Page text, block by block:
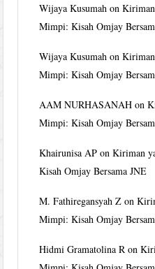
Wijaya Kusumah on
Mimpi: Kisah Omjay
Wijaya Kusumah on
Mimpi: Kisah Omjay
AAM NURHASANAH on
Mimpi: Kisah Omjay
Khairunisa AP onKiriman
Kisah Omjay Bersama JNE
M. Fathiregansyah Z on
Mimpi: Kisah Omjay
Hidmi Gramatolina R on